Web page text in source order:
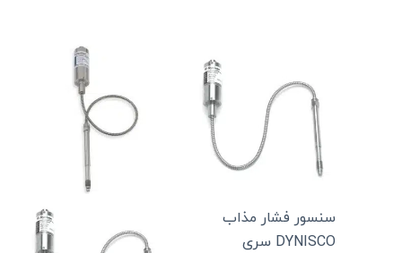
سنسور فشار مذاب
DYNISCO سری